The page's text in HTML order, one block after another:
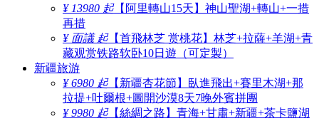
¥ 13980 起【阿里轉山15天】神山聖湖+轉山+一措
再措
¥ 面議 起【首飛林芝 赏桃花】林芝+拉薩+羊湖+青
藏观赏铁路软卧10日遊（可定製）
新疆旅游
¥ 6980 起【新疆杏花節】臥進飛出+賽里木湖+那
拉提+吐爾根+圖開沙漠8天7晚外賓拼團
¥ 9980 起【絲綢之路】青海+甘肅+新疆+茶卡鹽湖